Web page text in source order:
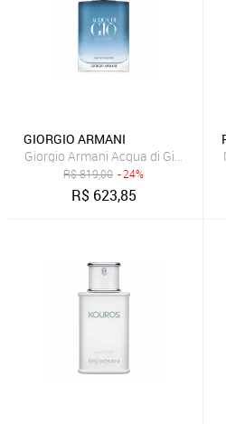
GIORGIO ARMANI
Giorgio Armani Acqua di Giò
R$819,00 - 24%
R$ 623,85